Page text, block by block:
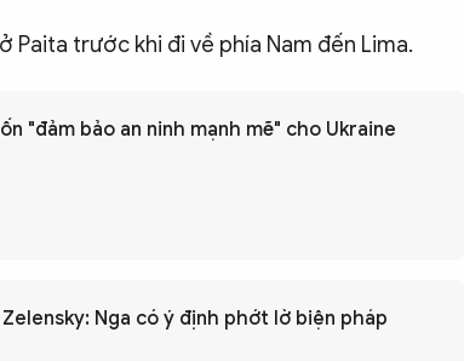
Paita trước khi đi về phía Nam đến Lima.
"đảm bảo an ninh mạnh mẽ" cho Ukraine
Nga có ý định phớt lờ biện pháp